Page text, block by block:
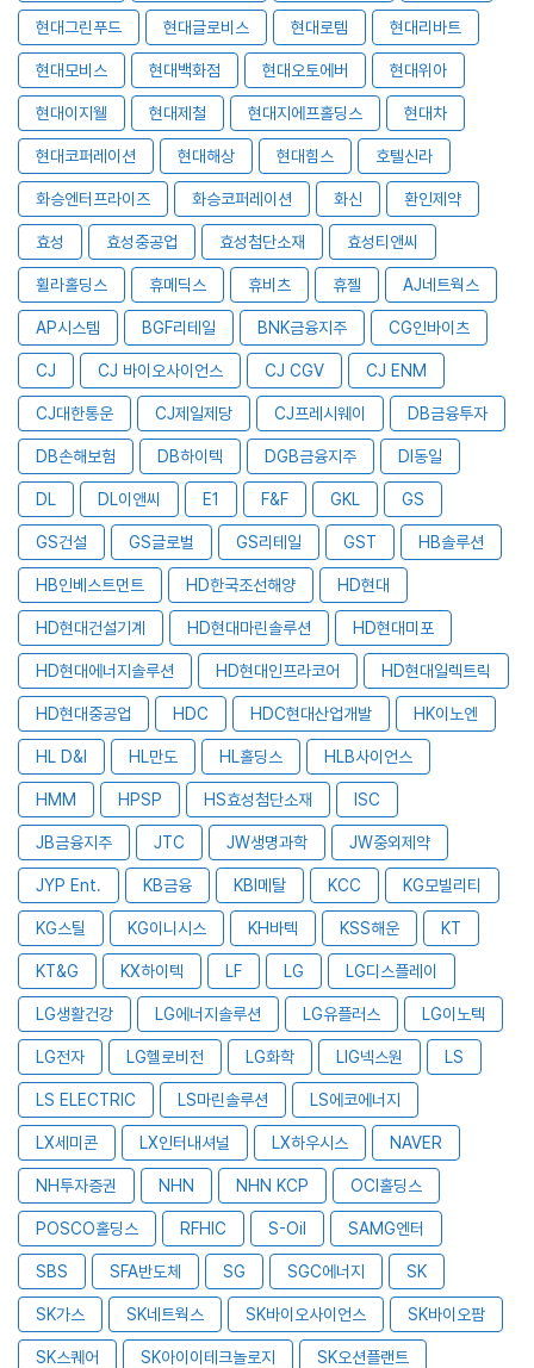
현대그린푸드 현대글로비스 현대로템 현대리바트
현대모비스 현대백화점 현대오토에버 현대위아
현대이지웰 현대제철 현대지에프홀딩스 현대차
현대코퍼레이션 현대해상 현대힘스 호텔신라
화승엔터프라이즈 화승코퍼레이션 화신 환인제약
효성 효성중공업 효성첨단소재 효성티앤씨
휠라홀딩스 휴메딕스 휴비츠 휴젤 AJ네트웍스
AP시스템 BGF리테일 BNK금융지주 CG인바이츠
CJ CJ 바이오사이언스 CJ CGV CJ ENM
CJ대한통운 CJ제일제당 CJ프레시웨이 DB금융투자
DB손해보험 DB하이텍 DGB금융지주 DI동일
DL DL이앤씨 E1 F&F GKL GS
GS건설 GS글로벌 GS리테일 GST HB솔루션
HB인베스트먼트 HD한국조선해양 HD현대
HD현대건설기계 HD현대마린솔루션 HD현대미포
HD현대에너지솔루션 HD현대인프라코어 HD현대일렉트릭
HD현대중공업 HDC HDC현대산업개발 HK이노엔
HL D&I HL만도 HL홀딩스 HLB사이언스
HMM HPSP HS효성첨단소재 ISC
JB금융지주 JTC JW생명과학 JW중외제약
JYP Ent. KB금융 KBI메탈 KCC KG모빌리티
KG스틸 KG이니시스 KH바텍 KSS해운 KT
KT&G KX하이텍 LF LG LG디스플레이
LG생활건강 LG에너지솔루션 LG유플러스 LG이노텍
LG전자 LG헬로비전 LG화학 LIG넥스원 LS
LS ELECTRIC LS마린솔루션 LS에코에너지
LX세미콘 LX인터내셔널 LX하우시스 NAVER
NH투자증권 NHN NHN KCP OCI홀딩스
POSCO홀딩스 RFHIC S-Oil SAMG엔터
SBS SFA반도체 SG SGC에너지 SK
SK가스 SK네트웍스 SK바이오사이언스 SK바이오팜
SK스퀘어 SK아이이테크놀로지 SK오션플랜트